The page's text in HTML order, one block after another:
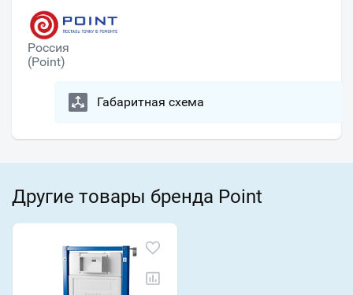
Россия
(Point)
Габаритная схема
Другие товары бренда Point